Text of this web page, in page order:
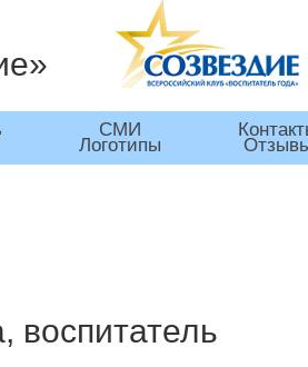
СМИ
Логотипы
воспитатель